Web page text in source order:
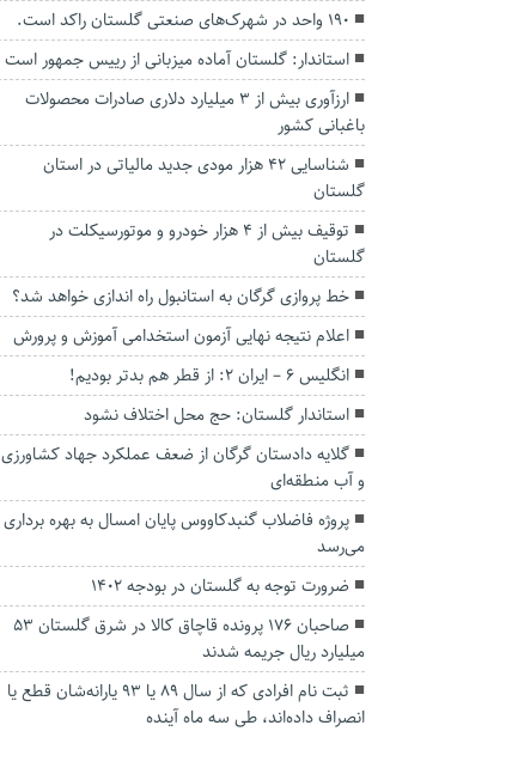
۱۹۰ واحد در شهرک‌های صنعتی گلستان راکد است.
استاندار: گلستان آماده میزبانی از رییس جمهور است
ارزآوری بیش از ۳ میلیارد دلاری صادرات محصولات
باغبانی کشور
شناسایی ۴۲ هزار مودی جدید مالیاتی در استان
گلستان
توقیف بیش از ۴ هزار خودرو و موتورسیکلت در
گلستان
خط پروازی گرگان به استانبول راه اندازی خواهد شد؟
اعلام نتیجه نهایی آزمون استخدامی آموزش و پرورش
انگلیس 6 – ایران 2: از قطر هم بدتر بودیم!
استاندار گلستان: حج محل اختلاف نشود
گلایه دادستان گرگان از ضعف عملکرد جهاد کشاورزی
و آب منطقه‌ای
پروژه فاضلاب گنبدکاووس پایان امسال به بهره برداری
می‌رسد
ضرورت توجه به گلستان در بودجه ۱۴۰۲
صاحبان ۱۷۶ پرونده قاچاق کالا در شرق گلستان ۵۳
میلیارد ریال جریمه شدند
ثبت نام افرادی که از سال ۸۹ یا ۹۳ یارانه‌شان قطع یا
انصراف داده‌اند، طی سه ماه آینده